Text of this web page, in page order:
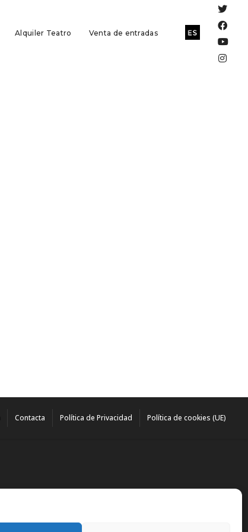
Alquiler Teatro Venta de entradas
Contacta Política de Privacidad Política de cookies (UE)